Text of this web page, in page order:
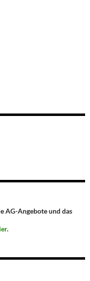
AG-Angebote und das
.